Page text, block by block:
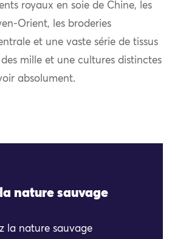
royaux en soie de Chine, les
Orient, les broderies
et une vaste série de tissus
mille et une cultures distinctes
absolument.
nature sauvage
la nature sauvage